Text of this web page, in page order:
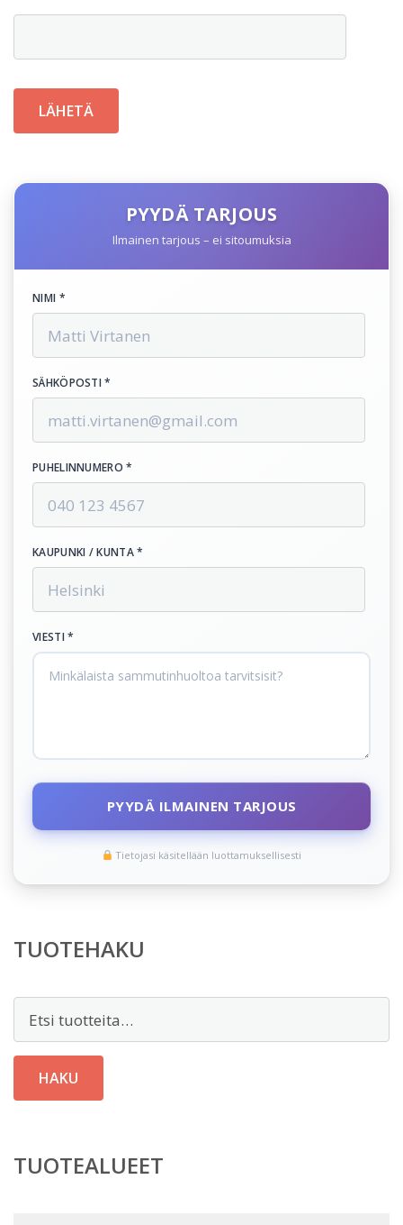
PYYDÄ TARJOUS
Ilmainen tarjous – ei sitoumuksia
NIMI *
SÄHKÖPOSTI *
PUHELINNUMERO *
KAUPUNKI / KUNTA *
VIESTI *
PYYDÄ ILMAINEN TARJOUS
Tietojasi käsitellään luottamuksellisesti
TUOTEHAKU
HAKU
TUOTEALUEET